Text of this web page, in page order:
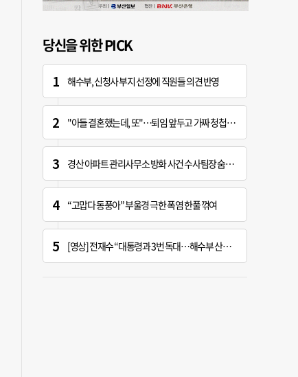
당신을 위한 PICK
해수부, 신청사 부지 선정에 직원들 의견 반영
"아들 결혼했는데, 또"…퇴임 앞두고 가짜 청첩장 뿌린 초등 교장 송치
경산 아파트 관리사무소 방화 사건 수사팀장 숨진 채 발견
“고맙다 동풍아” 부울경 극한 폭염 한풀 꺾여
[영상] 전재수 “대통령과 3번 독대…해수부 산하기관 곧 ‘부산행’”